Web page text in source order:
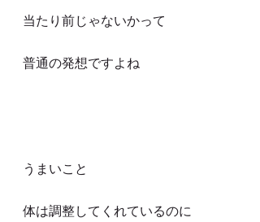
当たり前じゃないかって
普通の発想ですよね
うまいこと
体は調整してくれているのに